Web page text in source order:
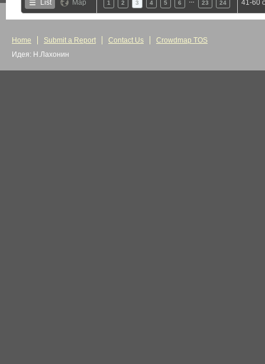
List Map 1 2 3 4 5 6 23 24 41-60
Home Submit a Report Contact Us
Crowdmap TOS
Идея: Н.Лахонин